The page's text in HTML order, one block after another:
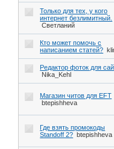
Только для тех, у кого
интернет безлимитный.
Светланий
Кто может помочь с
написанием статей?
Редактор фоток для
Nika_Kehl
Магазин читов для EFT
btepishheva
Где взять промокоды
Standoff 2? btepishheva